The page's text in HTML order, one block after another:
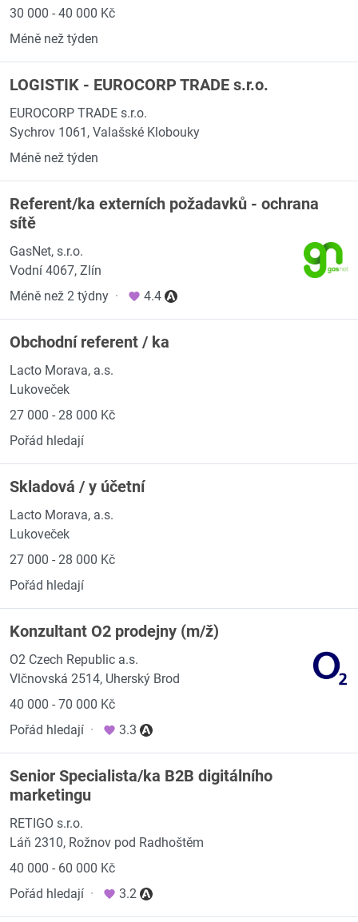
30 000 - 40 000 Kč
Méně než týden
LOGISTIK - EUROCORP TRADE s.r.o.
EUROCORP TRADE s.r.o.
Sychrov 1061, Valašské Klobouky
Méně než týden
Referent/ka externích požadavků - ochrana
sítě
GasNet, s.r.o.
Vodní 4067, Zlín
Méně než 2 týdny · 4.4
Obchodní referent / ka
Lacto Morava, a.s.
Lukoveček
27 000 - 28 000 Kč
Pořád hledají
Skladová / y účetní
Lacto Morava, a.s.
Lukoveček
27 000 - 28 000 Kč
Pořád hledají
Konzultant O2 prodejny (m/ž)
O2 Czech Republic a.s.
Vlčnovská 2514, Uherský Brod
40 000 - 70 000 Kč
Pořád hledají · 3.3
Senior Specialista/ka B2B digitálního
marketingu
RETIGO s.r.o.
Láň 2310, Rožnov pod Radhoštěm
40 000 - 60 000 Kč
Pořád hledají · 3.2